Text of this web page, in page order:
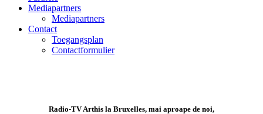
Mediapartners
Mediapartners
Contact
Toegangsplan
Contactformulier
Radio-TV Arthis la Bruxelles, mai aproape de noi,